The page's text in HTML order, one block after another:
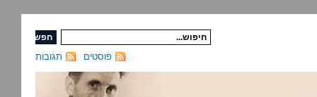
תגובות פוסטים